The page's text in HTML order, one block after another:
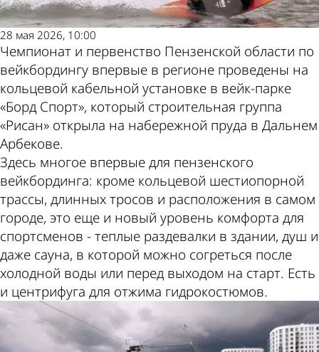
28 мая 2026, 10:00
Чемпионат и первенство Пензенской области по
вейкбордингу впервые в регионе проведены на
кольцевой кабельной установке в вейк-парке
«Борд Спорт», который строительная группа
«Рисан» открыла на набережной пруда в Дальнем
Арбекове.
Здесь многое впервые для пензенского
вейкбординга: кроме кольцевой шестиопорной
трассы, длинных тросов и расположения в самом
городе, это еще и новый уровень комфорта для
спортсменов - теплые раздевалки в здании, душ и
даже сауна, в которой можно согреться после
холодной воды или перед выходом на старт. Есть
и центрифуга для отжима гидрокостюмов.